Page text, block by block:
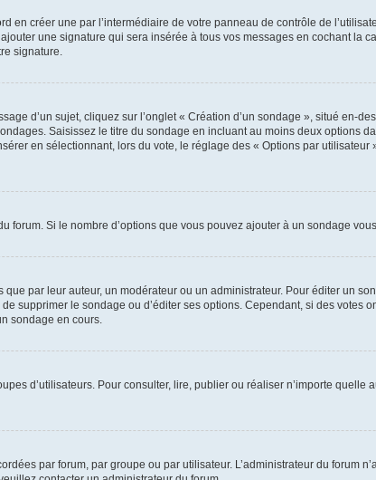
en créer une par l’intermédiaire de votre panneau de contrôle de
une signature qui sera insérée à tous vos messages en cochant
signature.
d’un sujet, cliquez sur l’onglet « Création d’un sondage », situé en-
Saisissez le titre du sondage en incluant au moins deux options
en sélectionnant, lors du vote, le réglage des « Options par
forum. Si le nombre d’options que vous pouvez ajouter à un sondage
par leur auteur, un modérateur ou un administrateur. Pour éditer un
supprimer le sondage ou d’éditer ses options. Cependant, si des
sondage en cours.
d’utilisateurs. Pour consulter, lire, publier ou réaliser n’importe
par forum, par groupe ou par utilisateur. L’administrateur du forum